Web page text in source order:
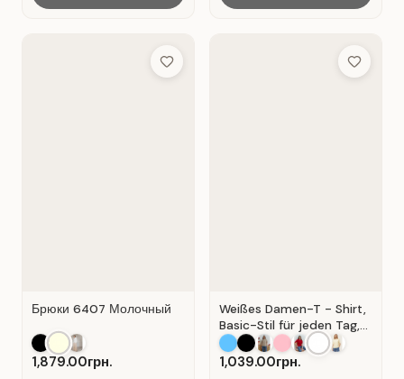
Add to Wish List
Брюки 6407 Молочный
1,879.00грн.
Add to
Weißes Damen-T - Shirt,
Basic-Stil für jeden Tag,
Material: Weißer Kater
1,039.00грн.